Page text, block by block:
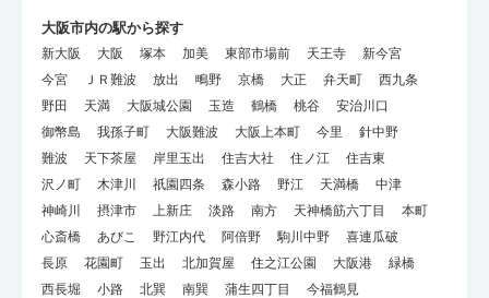
大阪市内の駅から探す
新大阪 大阪 塚本 加美 東部市場前 天王寺
新今宮
今宮
ＪＲ難波 放出 鴫野 京橋 大正 弁天町
西九条
野田
天満 大阪城公園 玉造 鶴橋 桃谷
安治川口
御幣島
我孫子町 大阪難波 大阪上本町 今里
針中野
難波
天下茶屋 岸里玉出 住吉大社 住ノ江
住吉東
沢ノ町
木津川 祇園四条 森小路 野江 天満橋
中津
神崎川
摂津市 上新庄 淡路 南方 天神橋筋六丁目
本町
心斎橋
あびこ 野江内代 阿倍野 駒川中野
喜連瓜破
長原
花園町 玉出 北加賀屋 住之江公園 大阪港
緑橋
西長堀
小路 北巽 南巽 蒲生四丁目
今福鶴見